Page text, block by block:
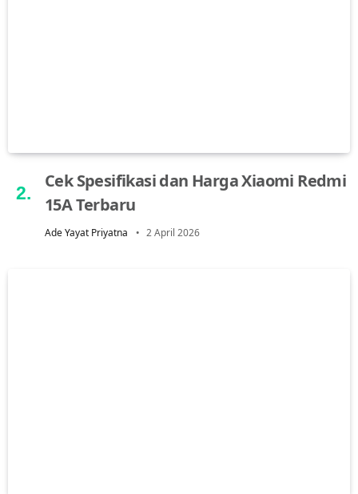
Cek Spesifikasi dan Harga Xiaomi Redmi
15A Terbaru
Ade Yayat Priyatna 2 April 2026